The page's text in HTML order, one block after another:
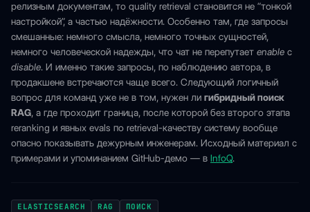
релизным документам, то quality retrieval становится не “тонкой
настройкой”, а частью надёжности. Особенно там, где запросы
смешанные: немного смысла, немного точных сущностей,
немного человеческой надежды, что чат не перепутает enable с
disable. И именно такие запросы, по наблюдению автора, в
продакшене встречаются чаще всего. Следующий логичный
вопрос для команд уже не в том, нужен ли гибридный поиск
RAG, а где проходит граница, после которой без второго этапа
reranking и явных evals по retrieval-качеству систему вообще
опасно показывать дежурным инженерам. Исходный материал с
примерами и упоминанием GitHub-демо — в InfoQ.
ELASTICSEARCH RAG ПОИСК